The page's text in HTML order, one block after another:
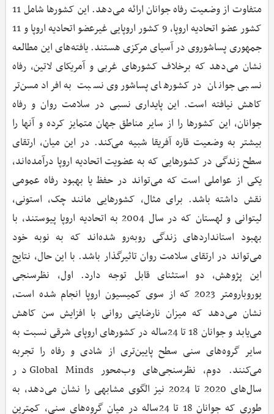
متفاوت از وضعیت رفاه جوانان ارائه می‌دهد. این کشورها شامل 11
کشور عضو اتحادیه اروپا، 9 کشور اروپایی غیرعضو اتحادیه اروپا و 11
جمهوری پساشوروی در آسیای مرکزی هستند. یافته‌های این مطالعه
نشان می‌دهد که برخلاف کشورهای غربی و آمریکای لاتین، رفاه
نسبی جوانان در کشورهای پساشوروی نسبت به افراد مسن‌تر
کاهش نیافته است. این پایداری نسبی در سلامت روان و رفاه
جوانان، این کشورها را از سایر مناطق جهان متمایز کرده و آنها را
بیشتر به وضعیت قاره آفریقا شبیه می‌کند. در این میان، ارتقای
سطح زندگی در کشورهایی که به عضویت اتحادیه اروپا درآمده‌اند،
یکی از عواملی است که می‌تواند در حفظ یا بهبود رفاه عمومی
نقش داشته باشد. برای مثال، کشورهایی مانند چک، استونی،
لیتوانی و لهستان که در سال 2004 به اتحادیه اروپا پیوستند، با
بهبود استانداردهای زندگی روبه‌رو شده‌اند که به نوبه خود
می‌تواند در ارتقای سلامت روان تاثیرگذار باشد. با این حال، نتایج
این پژوهش، دو استثنای قابل‌ توجه دارد. اول، نظرسنجی
یوروبارومتر 2023 که از سوی کمیسیون اروپا انجام شده است،
نشان می‌دهد که میزان نارضایتی روانی با افزایش سن کاهش
می‌یابد و جوانان 18 تا 24ساله در کشورهای اروپای شرقی نسبت به
سایر گروه‌های سنی سطح پایین‌تری از شادی و رفاه را تجربه
می‌کنند. دوم، نظرسنجی‌های وب‌محور Global Minds در
سال‌های 2020 تا 2024 نیز الگوی مشابهی را نشان می‌دهد، به
‌طوری که جوانان 18 تا 24ساله در میان گروه‌های سنی، کمترین